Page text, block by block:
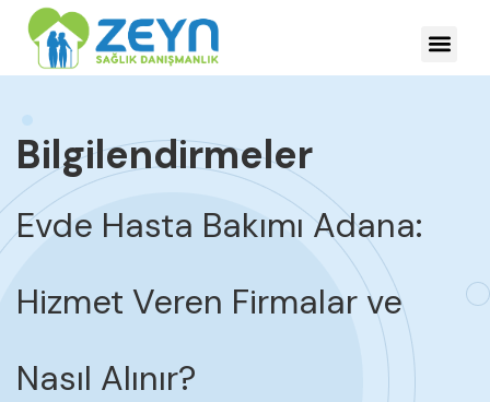
Bilgilendirmeler
Evde Hasta Bakımı Adana:
Hizmet Veren Firmalar ve
Nasıl Alınır?